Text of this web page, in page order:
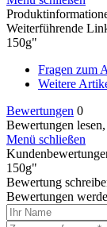
Weiterführende
150g"
Fragen zum
Weitere
Bewertungen 0
Bewertungen
Menü schließen
150g"
Bewertung
Bewertungen